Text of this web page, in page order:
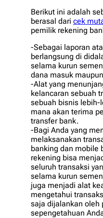
Berikut ini adalah
berasal dari cek
pemilik rekening
-Sebagai laporan
berlangsung di
selama kurun
dana masuk
-Alat yang
kelancaran sebuah
sebuah bisnis lebih-
mana akan terima
transfer bank.
-Bagi Anda yang
melaksanakan
banking dan mobile
rekening bisa
seluruh transaksi
selama kurun
juga menjadi alat
mengetahui
saja dijalankan oleh
sepengetahuan